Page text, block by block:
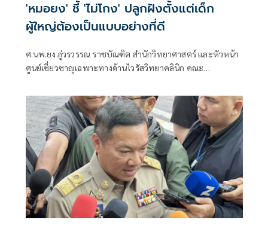
'หมอยง' ชี้ 'ไม่โกง' ปลูกฝังตั้งแต่เด็ก
ผู้ใหญ่ต้องเป็นแบบอย่างที่ดี
ศ.นพ.ยง ภู่วรวรรณ ราชบัณฑิต สำนักวิทยาศาสตร์ และหัวหน้า
ศูนย์เชี่ยวชาญเฉพาะทางด้านไวรัสวิทยาคลินิก คณะ
ซบุ๊กว่า ความซื่อสัตย์ ไม่คดโกงต้องปลูกฝังตั้งแต่ยังเด็ก